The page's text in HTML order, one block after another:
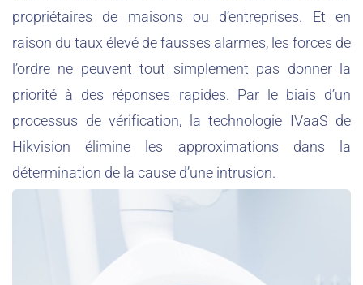
propriétaires de maisons ou d’entreprises. Et en
raison du taux élevé de fausses alarmes, les forces de
l’ordre ne peuvent tout simplement pas donner la
priorité à des réponses rapides. Par le biais d’un
processus de vérification, la technologie IVaaS de
Hikvision élimine les approximations dans la
détermination de la cause d’une intrusion.